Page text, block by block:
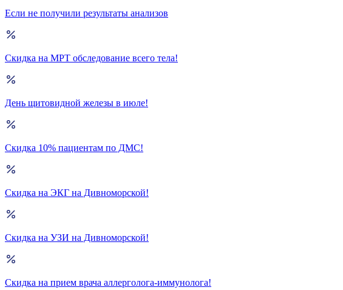
Если не получили результаты анализов
Скидка на МРТ обследование всего тела!
День щитовидной железы в июле!
Скидка 10% пациентам по ДМС!
Скидка на ЭКГ на Дивноморской!
Скидка на УЗИ на Дивноморской!
Скидка на прием врача аллерголога-иммунолога!